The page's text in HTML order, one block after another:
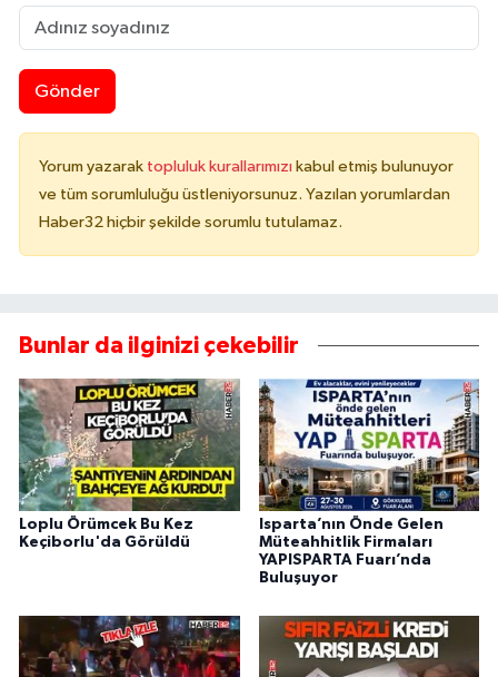
Gönder
Yorum yazarak topluluk kurallarımızı kabul etmiş bulunuyor
ve tüm sorumluluğu üstleniyorsunuz. Yazılan yorumlardan
Haber32 hiçbir şekilde sorumlu tutulamaz.
Bunlar da ilginizi çekebilir
Loplu Örümcek Bu Kez
Keçiborlu'da Görüldü
Isparta’nın Önde Gelen
Müteahhitlik Firmaları
YAPISPARTA Fuarı’nda
Buluşuyor